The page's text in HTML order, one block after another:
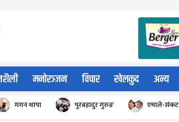
मनोरञ्जन विचार खेलकुद अन्य
गगन थापा पुरबहादुर गुरुङ एमाले-संकट